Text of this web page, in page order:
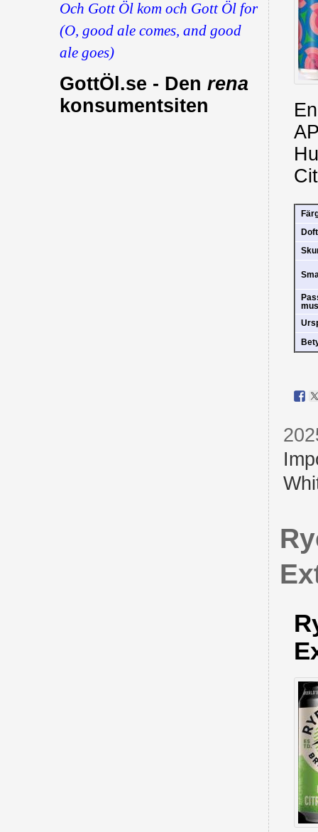
Och Gott Öl kom och Gott Öl for
(O, good ale comes, and good
ale goes)
GottÖl.se - Den rena
konsumentsiten
Doft